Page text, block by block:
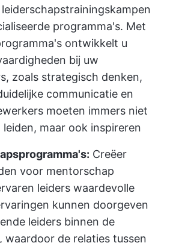
programma's. Met
ontwikkelt u
bij uw
zoals strategisch denken,
communicatie en
moeten immers niet
leiden, maar ook inspireren
Creëer
voor mentorschap
leiders waardevolle
kunnen doorgeven
leiders binnen de
waardoor de relaties tussen